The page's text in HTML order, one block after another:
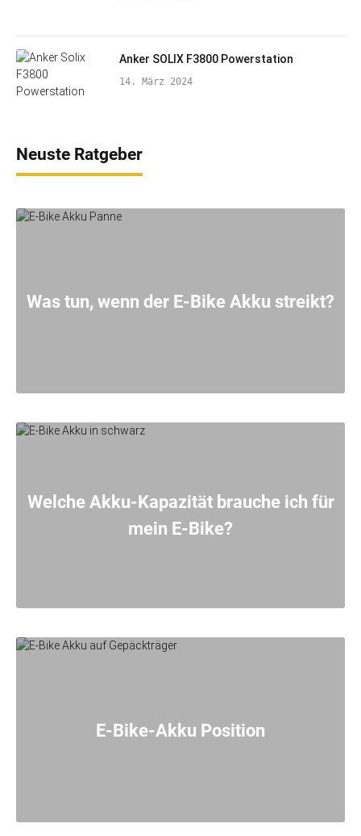
Anker SOLIX F3800 Powerstation
14. März 2024
Neuste Ratgeber
Was tun, wenn der E-Bike Akku streikt?
Welche Akku-Kapazität brauche ich für
mein E-Bike?
E-Bike-Akku Position